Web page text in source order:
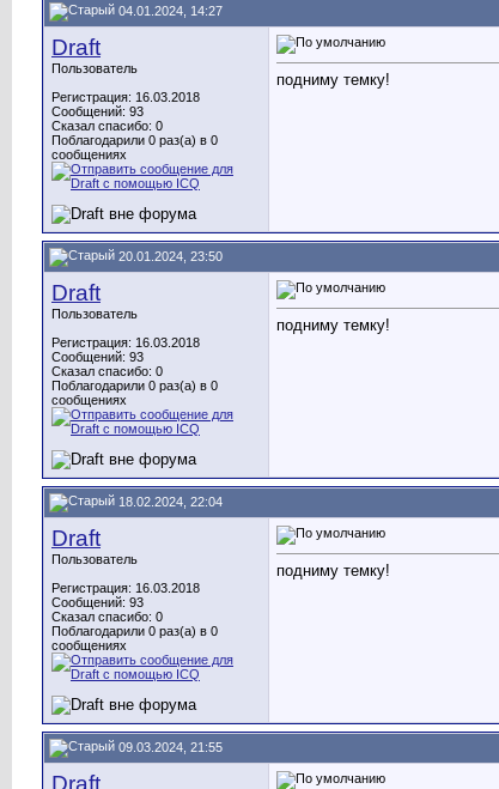
04.01.2024, 14:27
Draft
Пользователь
Регистрация: 16.03.2018
Сообщений: 93
Сказал спасибо: 0
Поблагодарили 0 раз(а) в 0
сообщениях
подниму темку!
20.01.2024, 23:50
Draft
Пользователь
Регистрация: 16.03.2018
Сообщений: 93
Сказал спасибо: 0
Поблагодарили 0 раз(а) в 0
сообщениях
подниму темку!
18.02.2024, 22:04
Draft
Пользователь
Регистрация: 16.03.2018
Сообщений: 93
Сказал спасибо: 0
Поблагодарили 0 раз(а) в 0
сообщениях
подниму темку!
09.03.2024, 21:55
Draft